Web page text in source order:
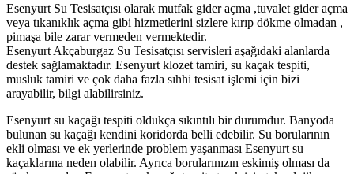
Esenyurt Su Tesisatçısı olarak mutfak gider açma ,tuvalet gider açma
veya tıkanıklık açma gibi hizmetlerini sizlere kırıp dökme olmadan ,
pimaşa bile zarar vermeden vermektedir.
Esenyurt Akçaburgaz Su Tesisatçısı servisleri aşağıdaki alanlarda
destek sağlamaktadır. Esenyurt klozet tamiri, su kaçak tespiti,
musluk tamiri ve çok daha fazla sıhhi tesisat işlemi için bizi
arayabilir, bilgi alabilirsiniz.
Esenyurt su kaçağı tespiti oldukça sıkıntılı bir durumdur. Banyoda
bulunan su kaçağı kendini koridorda belli edebilir. Su borularının
ekli olması ve ek yerlerinde problem yaşanması Esenyurt su
kaçaklarına neden olabilir. Ayrıca borularınızın eskimiş olması da